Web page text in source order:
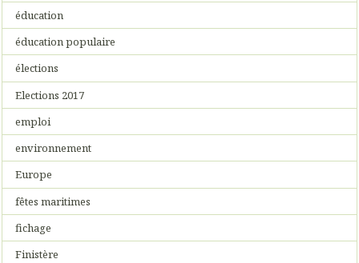
éducation
éducation populaire
élections
Elections 2017
emploi
environnement
Europe
fêtes maritimes
fichage
Finistère